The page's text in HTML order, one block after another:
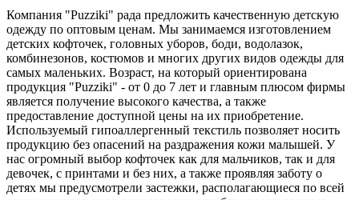
Компания "Puzziki" рада предложить качественную детскую
одежду по оптовым ценам. Мы занимаемся изготовлением
детских кофточек, головных уборов, боди, водолазок,
комбинезонов, костюмов и многих других видов одежды для
самых маленьких. Возраст, на который ориентирована
продукция "Puzziki" - от 0 до 7 лет и главным плюсом фирмы
является получение высокого качества, а также
предоставление доступной цены на их приобретение.
Используемый гипоаллергенный текстиль позволяет носить
продукцию без опасений на раздражения кожи малышей. У
нас огромный выбор кофточек как для мальчиков, так и для
девочек, с принтами и без них, а также проявляя заботу о
детях мы предусмотрели застежки, располагающиеся по всей